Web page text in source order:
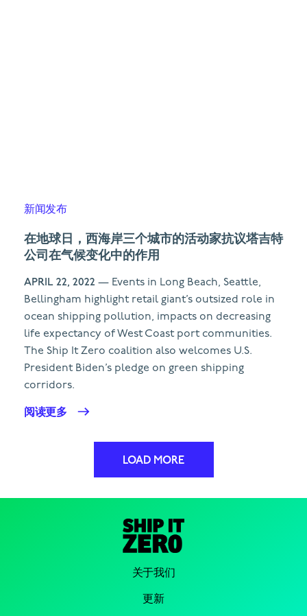
新闻发布
在地球日，西海岸三个城市的活动家抗议塔吉特
公司在气候变化中的作用
APRIL 22, 2022 — Events in Long Beach, Seattle,
Bellingham highlight retail giant’s outsized role in
ocean shipping pollution, impacts on decreasing
life expectancy of West Coast port communities.
The Ship It Zero coalition also welcomes U.S.
President Biden’s pledge on green shipping
corridors.
阅读更多
LOAD MORE
关于我们
更新